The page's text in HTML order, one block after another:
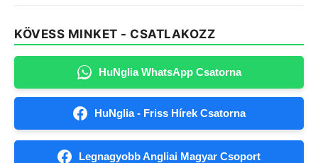
KÖVESS MINKET - CSATLAKOZZ
HuNglia WhatsApp Csatorna
HuNglia - Friss Hírek Csatorna
Legnagyobb Angliai Magyar Csoport